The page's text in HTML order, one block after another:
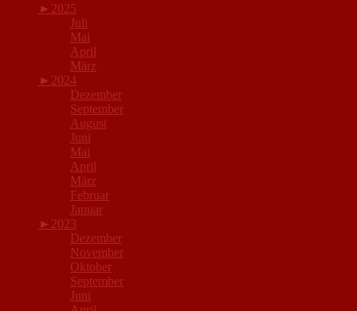
► 2025
Juli
Mai
April
März
► 2024
Dezember
September
August
Juni
Mai
April
März
Februar
Januar
► 2023
Dezember
November
Oktober
September
Juni